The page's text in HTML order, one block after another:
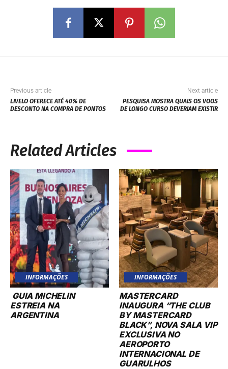
Previous article
LIVELO OFERECE ATÉ 40% DE
DESCONTO NA COMPRA DE PONTOS
Next article
PESQUISA MOSTRA QUAIS OS VOOS
DE LONGO CURSO DEVERIAM EXISTIR
Related Articles
INFORMAÇÕES
GUIA MICHELIN
ESTREIA NA
ARGENTINA
INFORMAÇÕES
MASTERCARD
INAUGURA “THE CLUB
BY MASTERCARD
BLACK”, NOVA SALA VIP
EXCLUSIVA NO
AEROPORTO
INTERNACIONAL DE
GUARULHOS